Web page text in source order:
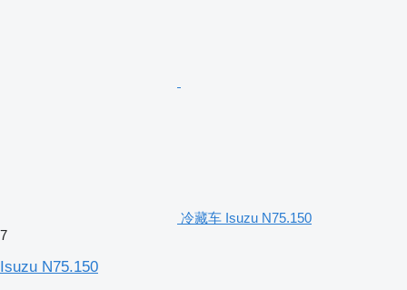
冷藏车 Isuzu N75.150
7
Isuzu N75.150